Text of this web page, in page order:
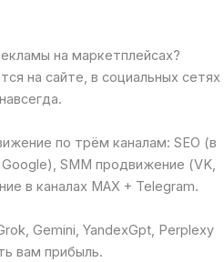
на маркетплейсах?
на сайте, в социальных сетях
по трём каналам: SEO (в
SMM продвижение (VK,
в каналах MAX + Telegram.
Gemini, YandexGpt, Perplexy
вам прибыль.